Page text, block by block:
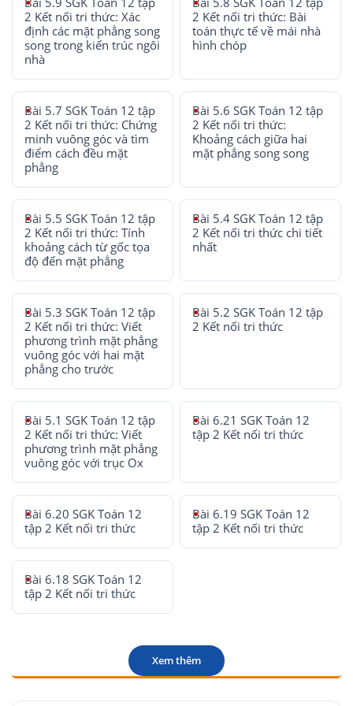
2 Kết nối tri thức: Xác
định các mặt phẳng song
song trong kiến trúc ngôi
nhà
2 Kết nối tri thức: Bài
toán thực tế về mái nhà
hình chóp
Bài 5.7 SGK Toán 12 tập
2 Kết nối tri thức: Chứng
minh vuông góc và tìm
điểm cách đều mặt
phẳng
Bài 5.6 SGK Toán 12 tập
2 Kết nối tri thức:
Khoảng cách giữa hai
mặt phẳng song song
Bài 5.5 SGK Toán 12 tập
2 Kết nối tri thức: Tính
khoảng cách từ gốc tọa
độ đến mặt phẳng
Bài 5.4 SGK Toán 12 tập
2 Kết nối tri thức chi tiết
nhất
Bài 5.3 SGK Toán 12 tập
2 Kết nối tri thức: Viết
phương trình mặt phẳng
vuông góc với hai mặt
phẳng cho trước
Bài 5.2 SGK Toán 12 tập
2 Kết nối tri thức
Bài 5.1 SGK Toán 12 tập
2 Kết nối tri thức: Viết
phương trình mặt phẳng
vuông góc với trục Ox
Bài 6.21 SGK Toán 12
tập 2 Kết nối tri thức
Bài 6.20 SGK Toán 12
tập 2 Kết nối tri thức
Bài 6.19 SGK Toán 12
tập 2 Kết nối tri thức
Bài 6.18 SGK Toán 12
tập 2 Kết nối tri thức
Xem thêm